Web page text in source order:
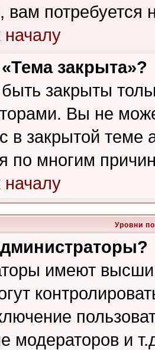
вам потребуется
началу
закрыта»?
закрыты
Вы не
в закрытой теме
по многим
началу
Уровни
имеют
модераторов и